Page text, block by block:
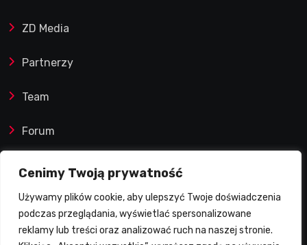
Cenimy Twoją prywatność
Używamy plików cookie, aby ulepszyć Twoje doświadczenia
podczas przeglądania, wyświetlać spersonalizowane
reklamy lub treści oraz analizować ruch na naszej stronie.
ZD Media
Partnerzy
Team
Forum
Reklamy i współprace
Prawa autorskie
Polityka Prywatności